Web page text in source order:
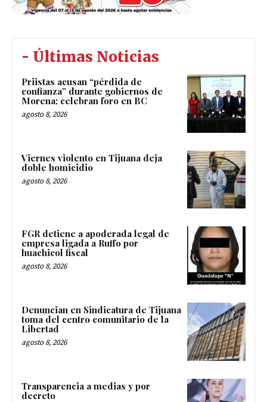
- Últimas Noticias
Priistas acusan “pérdida de
confianza” durante gobiernos de
Morena; celebran foro en BC
agosto 8, 2026
Viernes violento en Tijuana deja
doble homicidio
agosto 8, 2026
FGR detiene a apoderada legal de
empresa ligada a Ruffo por
huachicol fiscal
agosto 8, 2026
Denuncian en Sindicatura de Tijuana
toma del centro comunitario de la
Libertad
agosto 8, 2026
Transparencia a medias y por
decreto